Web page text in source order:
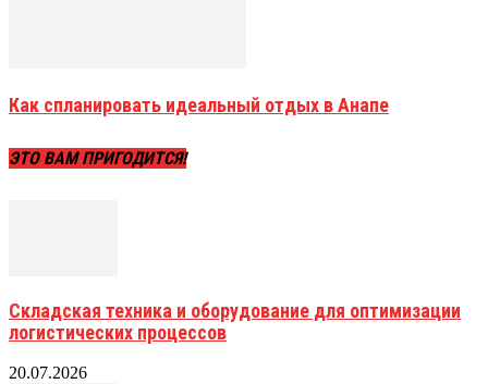
Как спланировать идеальный отдых в Анапе
ЭТО ВАМ ПРИГОДИТСЯ!
Складская техника и оборудование для оптимизации
логистических процессов
20.07.2026